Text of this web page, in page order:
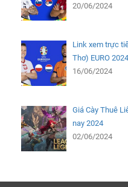
20/06/2024
Link xem trực
Thơ) EURO 2024
16/06/2024
Giá Cày Thuê
nay 2024
02/06/2024